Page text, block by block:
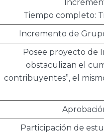
Tiempo completo:
Incremento de
Posee proyecto de
obstaculizan el
contribuyentes”, el
Participación de